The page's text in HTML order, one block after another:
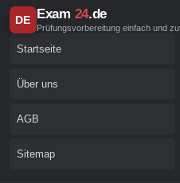
DE Exam 24.de
Prüfungsvorbereitung einfach und
Startseite
Über uns
AGB
Sitemap